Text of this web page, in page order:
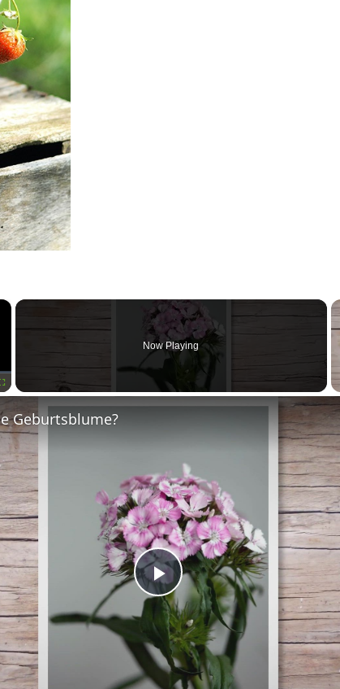
×
Fullscreen
Now Playing
Play
Video
Geburtsblume?